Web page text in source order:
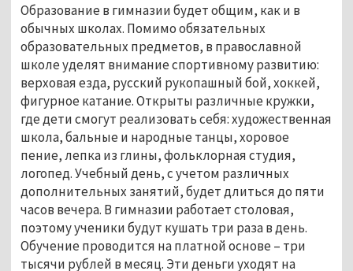
Образование в гимназии будет общим, как и в
обычных школах. Помимо обязательных
образовательных предметов, в православной
школе уделят внимание спор­тивному развитию:
верховая езда, русский рукопашный бой, хоккей,
фигурное катание. Открыты различные кружки,
где дети смогут реализо­вать себя: художественная
школа, бальные и народные танцы, хоровое
пение, лепка из глины, фольклорная студия,
логопед. Учебный день, с учетом различных
дополнительных занятий, будет длиться до пяти
часов вечера. В гим­назии работает столовая,
поэтому ученики будут кушать три раза в день.
Обучение проводится на платной основе – три
тысячи рублей в месяц. Эти деньги уходят на